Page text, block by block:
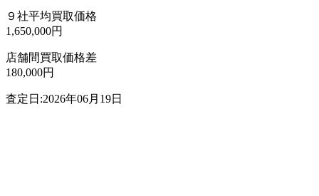
９社平均買取価格
1,650,000円
店舗間買取価格差
180,000円
査定日:2026年06月19日